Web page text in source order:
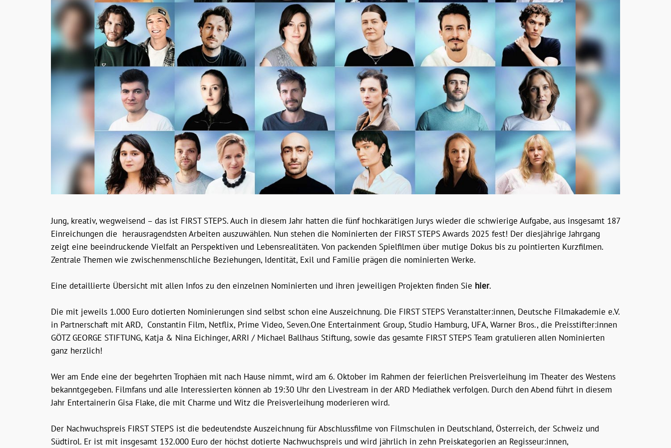
Jung, kreativ, wegweisend – das ist FIRST STEPS. Auch in diesem Jahr hatten die fünf hochkarätigen Jurys wieder die schwierige Aufgabe, aus insgesamt 187
Einreichungen die herausragendsten Arbeiten auszuwählen. Nun stehen die Nominierten der FIRST STEPS Awards 2025 fest! Der diesjährige Jahrgang
zeigt eine beeindruckende Vielfalt an Perspektiven und Lebensrealitäten. Von packenden Spielfilmen über mutige Dokus bis zu pointierten Kurzfilmen.
Zentrale Themen wie zwischenmenschliche Beziehungen, Identität, Exil und Familie prägen die nominierten Werke.
Eine detaillierte Übersicht mit allen Infos zu den einzelnen Nominierten und ihren jeweiligen Projekten finden Sie hier.
Die mit jeweils 1.000 Euro dotierten Nominierungen sind selbst schon eine Auszeichnung. Die FIRST STEPS Veranstalter:innen, Deutsche Filmakademie e.V.
in Partnerschaft mit ARD, Constantin Film, Netflix, Prime Video, Seven.One Entertainment Group, Studio Hamburg, UFA, Warner Bros., die Preisstifter:innen
GÖTZ GEORGE STIFTUNG, Katja & Nina Eichinger, ARRI / Michael Ballhaus Stiftung, sowie das gesamte FIRST STEPS Team gratulieren allen Nominierten
ganz herzlich!
Wer am Ende eine der begehrten Trophäen mit nach Hause nimmt, wird am 6. Oktober im Rahmen der feierlichen Preisverleihung im Theater des Westens
bekanntgegeben. Filmfans und alle Interessierten können ab 19:30 Uhr den Livestream in der ARD Mediathek verfolgen. Durch den Abend führt in diesem
Jahr Entertainerin Gisa Flake, die mit Charme und Witz die Preisverleihung moderieren wird.
Der Nachwuchspreis FIRST STEPS ist die bedeutendste Auszeichnung für Abschlussfilme von Filmschulen in Deutschland, Österreich, der Schweiz und
Südtirol. Er ist mit insgesamt 132.000 Euro der höchst dotierte Nachwuchspreis und wird jährlich in zehn Preiskategorien an Regisseur:innen,